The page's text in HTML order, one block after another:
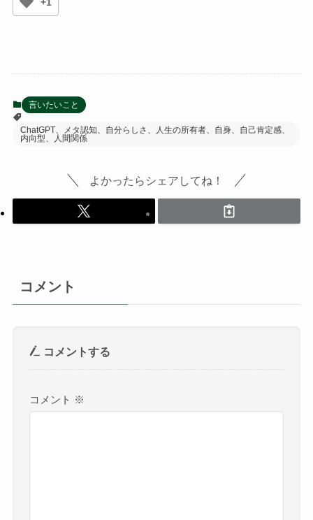
+1
言いたいこと
ChatGPT、メタ認知、自分らしさ、人生の所有者、自身、自己肯定感、
内向型、人間関係
よかったらシェアしてね！
コメント
コメントする
コメント ※